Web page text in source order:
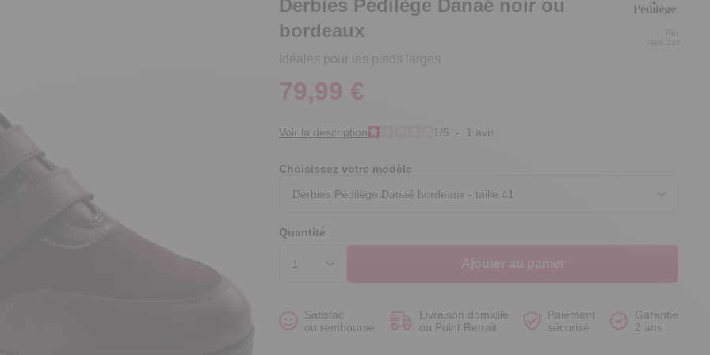
Derbies Pédilège Danaé noir ou
bordeaux
Idéales pour les pieds larges
Réf.
7986.227
79,99 €
Voir la description 1 /5 - 1 avis
Choisissez votre modèle
Quantité
Ajouter au panier
Satisfait
ou remboursé
Livraison domicile
ou Point Retrait
Paiement
sécurisé
Garantie
2 ans